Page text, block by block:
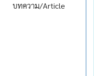
บทความ/Article